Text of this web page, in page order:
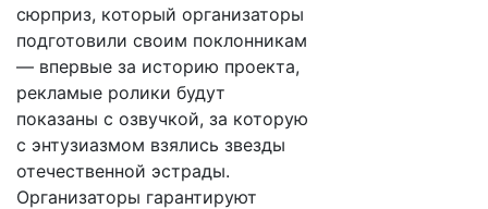
сюрприз, который организаторы
подготовили своим поклонникам
— впервые за историю проекта,
рекламые ролики будут
показаны с озвучкой, за которую
с энтузиазмом взялись звезды
отечественной эстрады.
Организаторы гарантируют